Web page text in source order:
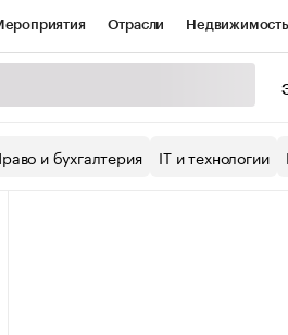
Отрасли Недвижимость
Спецпроекты
и бухгалтерия IT и технологии